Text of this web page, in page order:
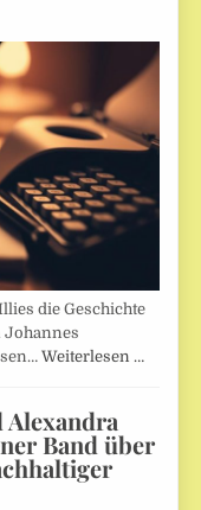
die Geschichte
Johannes
Weiterlesen …
Alexandra
Band über